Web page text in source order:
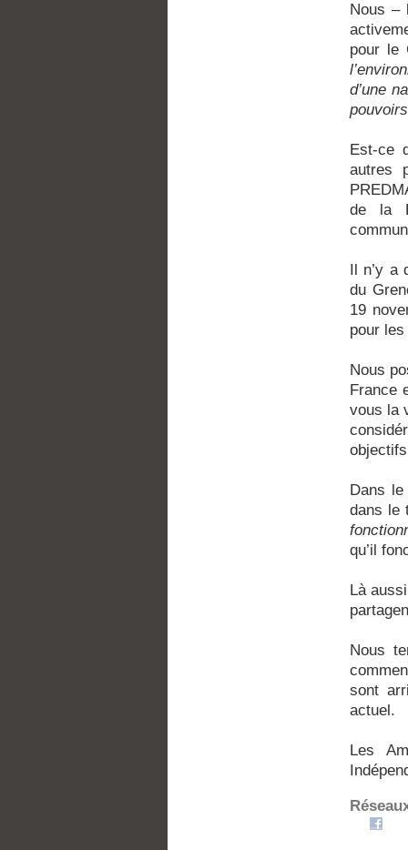
Nous –
pour le
d’une
Est-ce
autres
de la
Il n’y a
du
19
pour
Nous
France
vous la
Dans
dans le
qu’il
Là
Nous
sont
actuel.
Les